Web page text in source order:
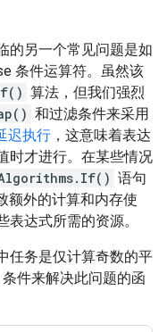
的另一个常见问题是如
条件运算符。虽然该
算法，但我们强烈
和过滤条件来采用
迟执行 ，这意味着表达
时才进行。在某些情况
语句
额外的计算和内存使
达式所需的资源。
任务是仅计算奇数的平
件来解决此问题的函